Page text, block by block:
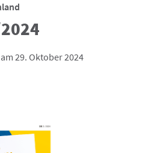
29. Oktober 2024